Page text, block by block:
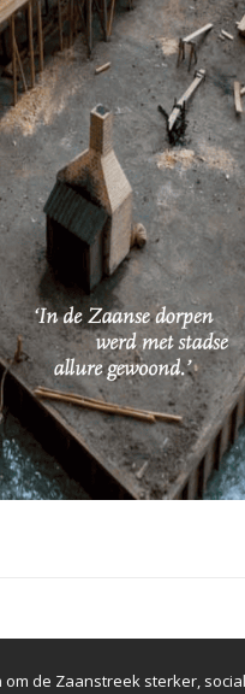
de Zaanstreek sterker,